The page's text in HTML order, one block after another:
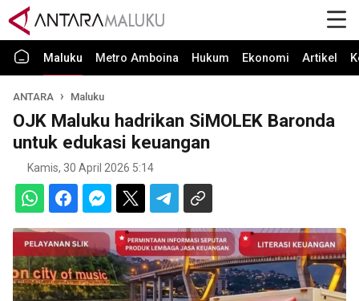
Maluku Metro Amboina Hukum Ekonomi Artikel
ANTARA Maluku
OJK Maluku hadrikan SiMOLEK Baronda
untuk edukasi keuangan
Kamis, 30 April 2026 5:14